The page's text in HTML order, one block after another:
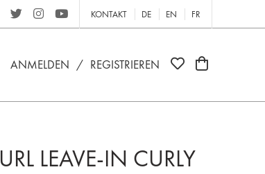
KONTAKT DE EN FR
ANMELDEN / REGISTRIEREN
LEAVE-IN CURLY